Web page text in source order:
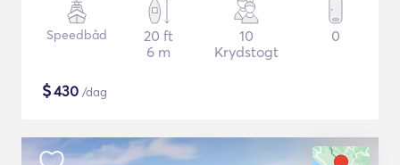
Speedbåd
20 ft
6 m
10
Krydstogt
0
$430 /dag